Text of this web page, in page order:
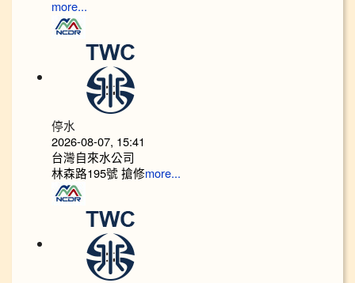
more...
停水
2026-08-07, 15:41
台灣自來水公司
林森路195號 搶修more...